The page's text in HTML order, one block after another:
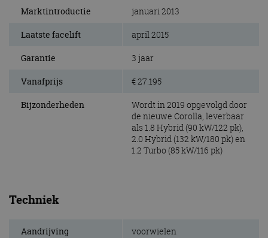
Marktintroductie januari 2013
Laatste facelift april 2015
Garantie 3 jaar
Vanafprijs € 27.195
Bijzonderheden
Wordt in 2019 opgevolgd door
de nieuwe Corolla, leverbaar
als 1.8 Hybrid (90 kW/122 pk),
2.0 Hybrid (132 kW/180 pk) en
1.2 Turbo (85 kW/116 pk)
Techniek
Aandrijving voorwielen